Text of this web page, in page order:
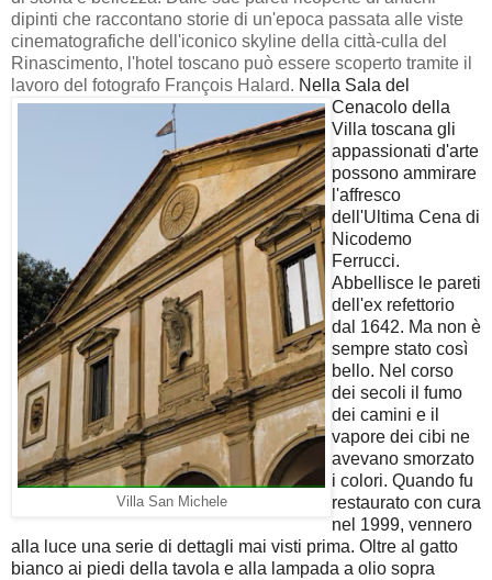
dipinti che raccontano storie di un'epoca passata alle viste
cinematografiche dell'iconico skyline della città-culla del
Rinascimento, l'hotel toscano può essere scoperto tramite il
lavoro del fotografo François Halard.
Villa San Michele
Nella Sala del
Cenacolo della
Villa toscana gli
appassionati d'arte
possono ammirare
l'affresco
dell'Ultima Cena di
Nicodemo
Ferrucci.
Abbellisce le pareti
dell'ex refettorio
dal 1642. Ma non è
sempre stato così
bello. Nel corso
dei secoli il fumo
dei camini e il
vapore dei cibi ne
avevano smorzato
i colori. Quando fu
restaurato con cura
nel 1999, vennero
alla luce una serie di dettagli mai visti prima. Oltre al gatto
bianco ai piedi della tavola e alla lampada a olio sopra